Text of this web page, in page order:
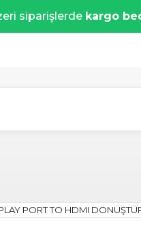
siparişlerde kargo
PORT TO HDMI